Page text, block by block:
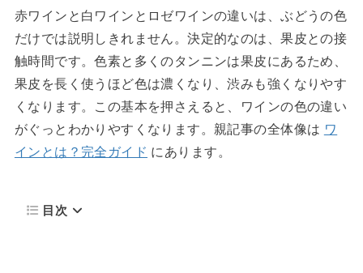
赤ワインと白ワインとロゼワインの違いは、ぶどうの色
だけでは説明しきれません。決定的なのは、果皮との接
触時間です。色素と多くのタンニンは果皮にあるため、
果皮を長く使うほど色は濃くなり、渋みも強くなりやす
くなります。この基本を押さえると、ワインの色の違い
がぐっとわかりやすくなります。親記事の全体像は ワ
インとは？完全ガイド にあります。
目次